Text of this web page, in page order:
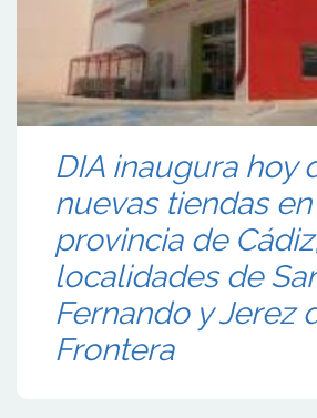
DIA inaugura hoy
nuevas tiendas
provincia de
localidades de
Fernando y Jerez
Frontera